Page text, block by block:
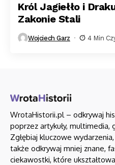
Król Jagiełło i
Zakonie Stali
Wojciech Garz 4 Min
WrotaHistorii.pl – odkrywaj
poprzez artykuły, multimedia,
Zgłębiaj kluczowe
także odkrywaj mniej znane,
ciekawostki, które